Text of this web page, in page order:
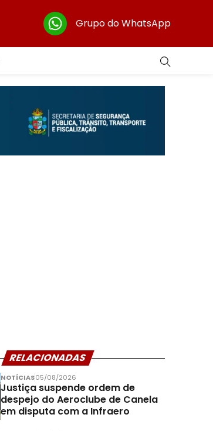
Grupo do WhatsApp
RELACIONADAS
NOTÍCIAS05/08/2026
Justiça suspende ordem de
despejo do Aeroclube de Canela
em disputa com a Infraero